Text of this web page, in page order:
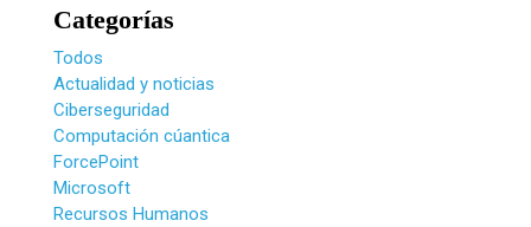
Categorías
Todos
Actualidad y noticias
Ciberseguridad
Computación cúantica
ForcePoint
Microsoft
Recursos Humanos